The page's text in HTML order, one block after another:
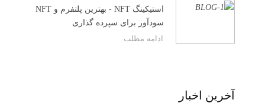
استیکینگ NFT - بهترین پلتفرم و NFT
سودآور برای سپرده گذاری
ادامه مطلب
آخرین اخبار